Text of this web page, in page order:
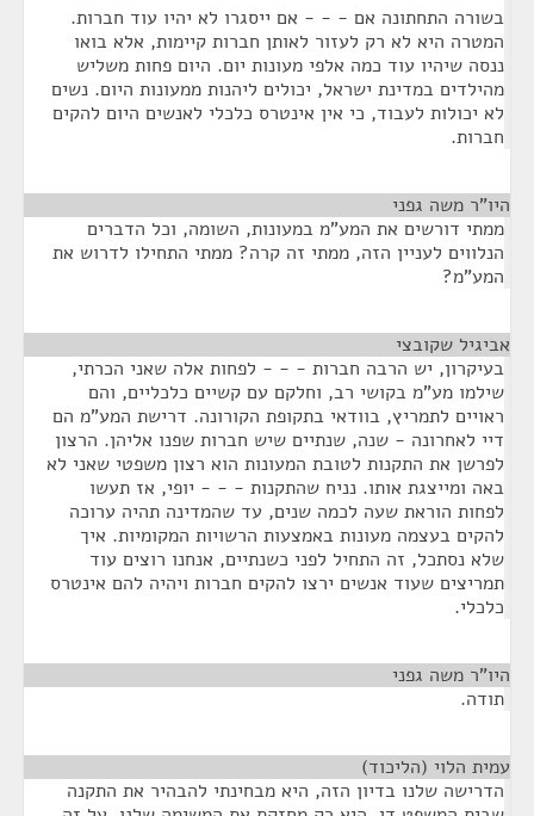
בשורה התחתונה אם - - - אם ייסגרו לא יהיו עוד חברות.
המטרה היא לא רק לעזור לאותן חברות קיימות, אלא בואו
ננסה שיהיו עוד כמה אלפי מעונות יום. היום פחות משליש
מהילדים במדינת ישראל, יכולים ליהנות ממעונות היום. נשים
לא יכולות לעבוד, כי אין אינטרס כלכלי לאנשים היום להקים
חברות.
היו"ר משה גפני
ממתי דורשים את המע"מ במעונות, השומה, וכל הדברים
הנלווים לעניין הזה, ממתי זה קרה? ממתי התחילו לדרוש את
המע"מ?
אביגיל שקובצי
בעיקרון, יש הרבה חברות - - - לפחות אלה שאני הכרתי,
שילמו מע"מ בקושי רב, וחלקם עם קשיים כלכליים, והם
ראויים לתמריץ, בוודאי בתקופת הקורונה. דרישת המע"מ הם
דיי לאחרונה - שנה, שנתיים שיש חברות שפנו אליהן. הרצון
לפרשן את התקנות לטובת המעונות הוא רצון משפטי שאני לא
באה ומייצגת אותו. נניח שהתקנות - - - יופי, אז תעשו
לפחות הוראת שעה לכמה שנים, עד שהמדינה תהיה ערוכה
להקים בעצמה מעונות באמצעות הרשויות המקומיות. איך
שלא נסתכל, זה התחיל לפני כשנתיים, אנחנו רוצים עוד
תמריצים שעוד אנשים ירצו להקים חברות ויהיה להם אינטרס
כלכלי.
היו"ר משה גפני
תודה.
עמית הלוי (הליכוד)
הדרישה שלנו בדיון הזה, היא מבחינתי להבהיר את התקנה